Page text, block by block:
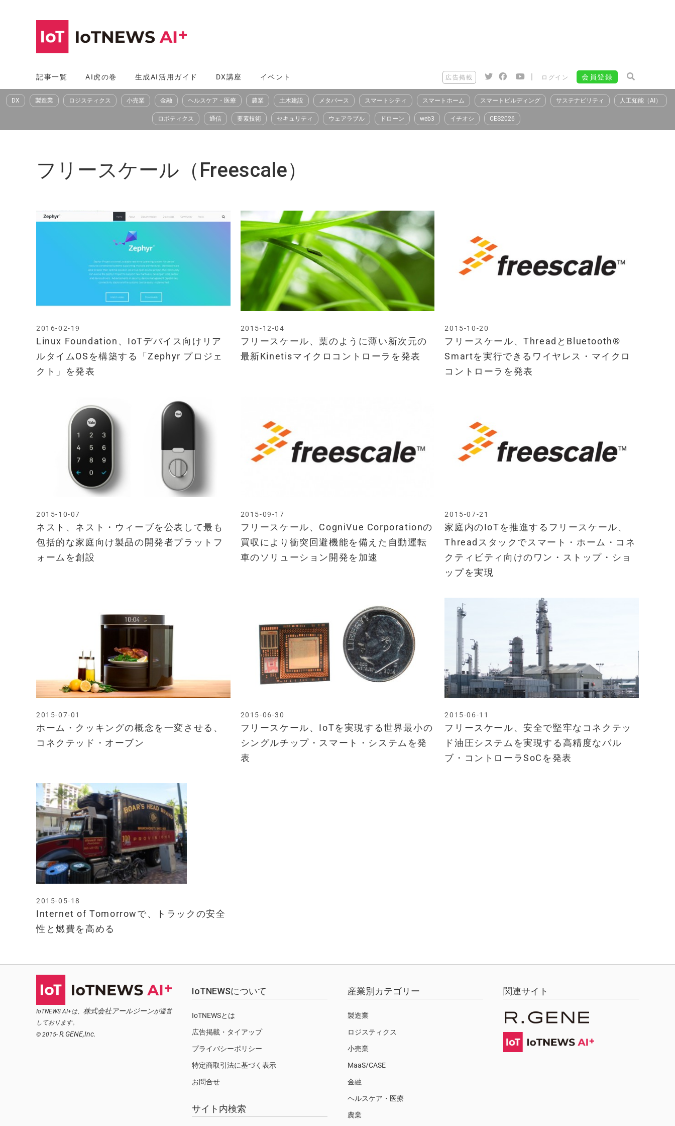
へ
ス
記事一覧 AI虎の巻 生成AI活用ガイド DX講座 イベント 広告掲載 | ログイン 会員登録
DX 製造業 ロジスティクス 小売業 金融 ヘルスケア・医療 農業 土木建設 メタバース スマートシティ スマートホーム スマートビルディング サステナビリティ 人工知能（AI）
ロボティクス 通信 要素技術 セキュリティ ウェアラブル ドローン web3 イチオシ CES2026
フリースケール（Freescale）
Linux Foundation、IoTデバイス向けリア
ルタイムOSを構築する「Zephyr プロジェ
クト」を発表
2016-02-19
フリースケール、葉のように薄い新次元の
最新Kinetisマイクロコントローラを発表
2015-12-04
フリースケール、ThreadとBluetooth®
Smartを実行できるワイヤレス・マイクロ
コントローラを発表
2015-10-20
ネスト、ネスト・ウィーブを公表して最も
包括的な家庭向け製品の開発者プラットフ
ォームを創設
2015-10-07
フリースケール、CogniVue Corporationの
買収により衝突回避機能を備えた自動運転
車のソリューション開発を加速
2015-09-17
家庭内のIoTを推進するフリースケール、
Threadスタックでスマート・ホーム・コネ
クティビティ向けのワン・ストップ・ショ
ップを実現
2015-07-21
ホーム・クッキングの概念を一変させる、
コネクテッド・オーブン
2015-07-01
フリースケール、IoTを実現する世界最小の
シングルチップ・スマート・システムを発
表
2015-06-30
フリースケール、安全で堅牢なコネクテッ
ド油圧システムを実現する高精度なバル
ブ・コントローラSoCを発表
2015-06-11
Internet of Tomorrowで、トラックの安全
性と燃費を高める
2015-05-18
IoTNEWS AI+は、 株式会社アールジーンが運営
しております。
© 2015- R.GENE,Inc.
IoTNEWSについて
IoTNEWSとは
広告掲載・タイアップ
プライバシーポリシー
特定商取引法に基づく表示
お問合せ
サイト内検索
産業別カテゴリー
製造業
ロジスティクス
小売業
MaaS/CASE
金融
ヘルスケア・医療
農業
関連サイト